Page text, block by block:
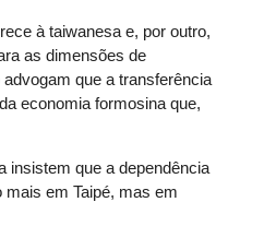
à taiwanesa e, por outro,
as dimensões de
que a transferência
economia formosina que,
insistem que a dependência
em Taipé, mas em